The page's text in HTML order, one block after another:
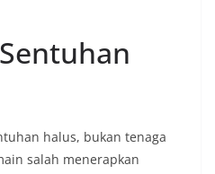
halus, bukan tenaga
salah menerapkan